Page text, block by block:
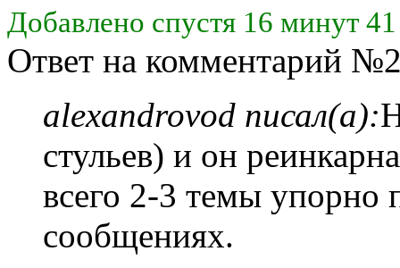
Добавлено спустя 16 минут
Ответ на комментарий
alexandrovod писал(а):
стульев) и он
всего 2-3 темы упорно
сообщениях.